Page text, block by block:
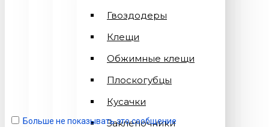
Гвоздодеры
Клещи
Обжимные клещи
Плоскогубцы
Кусачки
Заклепочники
Больше не показывать это сообщение